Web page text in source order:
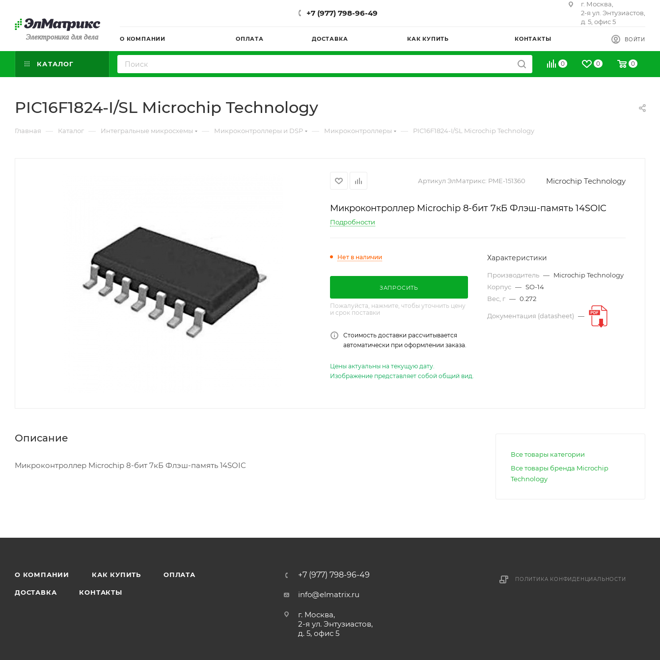
Электроника для дела
+7 (977) 798-96-49
г. Москва,
2-я ул. Энтузиастов,
д. 5, офис 5
О КОМПАНИИ ОПЛАТА ДОСТАВКА КАК КУПИТЬ КОНТАКТЫ ВОЙТИ
КАТАЛОГ 0 0 0
PIC16F1824-I/SL Microchip Technology
Главная — Каталог — Интегральные микросхемы — Микроконтроллеры и DSP — Микроконтроллеры — PIC16F1824-I/SL Microchip Technology
Артикул ЭлМатрикс: PME-151360 Microchip Technology
Микроконтроллер Microchip 8-бит 7кБ Флэш-память 14SOIC
Подробности
Нет в наличии
ЗАПРОСИТЬ
Пожалуйста, нажмите, чтобы уточнить цену
и срок поставки
Стоимость доставки рассчитывается
автоматически при оформлении заказа.
Характеристики
Производитель — Microchip Technology
Корпус — SO-14
Вес, г — 0.272
Документация (datasheet) —
Цены актуальны на текущую дату.
Изображение представляет собой общий вид.
Описание
Микроконтроллер Microchip 8-бит 7кБ Флэш-память 14SOIC
Все товары категории
Все товары бренда Microchip
Technology
О КОМПАНИИ КАК КУПИТЬ ОПЛАТА
ДОСТАВКА КОНТАКТЫ
+7 (977) 798-96-49
info@elmatrix.ru
г. Москва,
2-я ул. Энтузиастов,
д. 5, офис 5
ПОЛИТИКА КОНФИДЕНЦИАЛЬНОСТИ